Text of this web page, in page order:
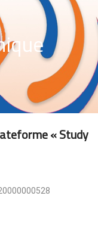
« Study